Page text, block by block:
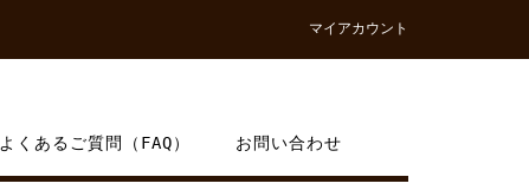
マイアカウント
よくあるご質問（FAQ） お問い合わせ